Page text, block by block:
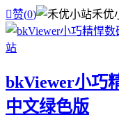
赞(0) 禾优
bkViewer小巧
中文绿色版